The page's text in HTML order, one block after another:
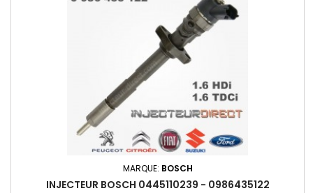
MARQUE: BOSCH
INJECTEUR BOSCH 0445110239 - 0986435122